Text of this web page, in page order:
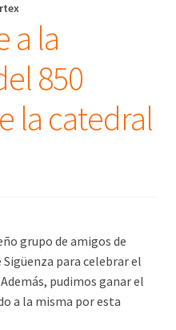
a la
850
la catedral
grupo de amigos de
Sigüenza para celebrar el
pudimos ganar el
a la misma por esta